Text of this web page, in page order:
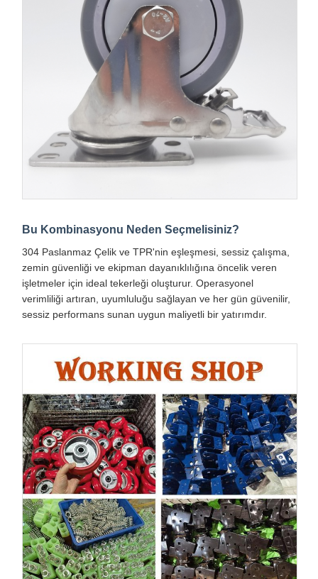
Bu Kombinasyonu Neden Seçmelisiniz?
304 Paslanmaz Çelik ve TPR'nin eşleşmesi, sessiz çalışma,
zemin güvenliği ve ekipman dayanıklılığına öncelik veren
işletmeler için ideal tekerleği oluşturur. Operasyonel
verimliliği artıran, uyumluluğu sağlayan ve her gün güvenilir,
sessiz performans sunan uygun maliyetli bir yatırımdır.